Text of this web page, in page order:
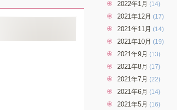
2022年1月 (14)
2021年12月 (17)
2021年11月 (14)
2021年10月 (19)
2021年9月 (13)
2021年8月 (17)
2021年7月 (22)
2021年6月 (14)
2021年5月 (16)